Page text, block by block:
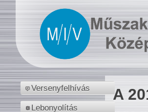
Versenyfelhívás
Lebonyolítás
A